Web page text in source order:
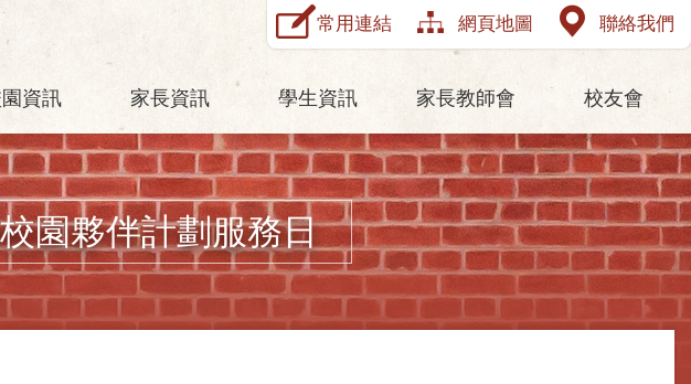
常用連結 網頁地圖 聯絡我們
資訊 家長資訊 學生資訊 家長教師會 校友會
園夥伴計劃服務日